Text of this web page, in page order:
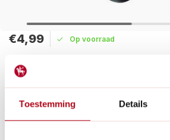
Toestemming Details
€4,99 Op voorraad
Maak een keuze: